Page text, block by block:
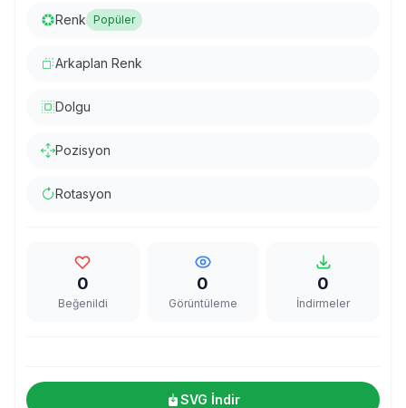
Renk Popüler
Arkaplan Renk
Dolgu
Pozisyon
Rotasyon
0
Beğenildi
0
Görüntüleme
0
İndirmeler
SVG İndir